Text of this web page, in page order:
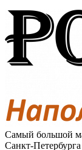
Самый большой
Санкт-Петербурга